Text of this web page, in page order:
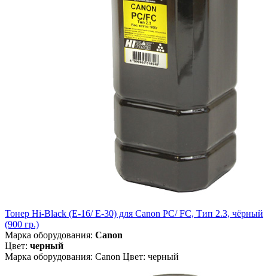
Тонер Hi-Black (E-16/ E-30) для Canon PC/ FC, Тип 2.3, чёрный
(900 гр.)
Марка оборудования: Canon
Цвет: черный
Марка оборудования: Canon Цвет: черный